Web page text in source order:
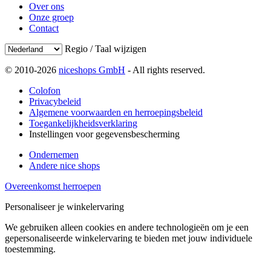
Over ons
Onze groep
Contact
Regio / Taal wijzigen
© 2010-2026 niceshops GmbH - All rights reserved.
Colofon
Privacybeleid
Algemene voorwaarden en herroepingsbeleid
Toegankelijkheidsverklaring
Instellingen voor gegevensbescherming
Ondernemen
Andere nice shops
Overeenkomst herroepen
Personaliseer je winkelervaring
We gebruiken alleen cookies en andere technologieën om je een
gepersonaliseerde winkelervaring te bieden met jouw individuele
toestemming.